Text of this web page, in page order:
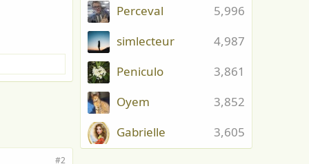
#2
5,996
Perceval
4,987
simlecteur
3,861
Peniculo
3,852
Oyem
3,605
Gabrielle